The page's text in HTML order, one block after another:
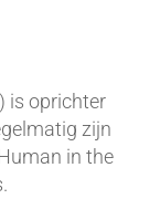
is oprichter
zijn
in the